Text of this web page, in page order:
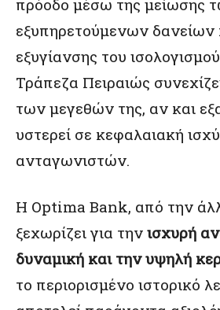
πρόοδο μέσω της μείωσης
εξυπηρετούμενων δανείων
εξυγίανσης του
Τράπεζα Πειραιώς
των μεγεθών της, αν και
υστερεί σε κεφαλαιακή
ανταγωνιστών.
Η Optima Bank, από την
ξεχωρίζει για την ισχυρή
δυναμική και την υψηλή
το περιορισμένο ιστορικό